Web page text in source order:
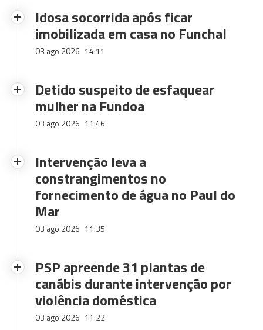
Idosa socorrida após ficar
imobilizada em casa no Funchal
03 ago 2026 14:11
Detido suspeito de esfaquear
mulher na Fundoa
03 ago 2026 11:46
Intervenção leva a
constrangimentos no
fornecimento de água no Paul do
Mar
03 ago 2026 11:35
PSP apreende 31 plantas de
canábis durante intervenção por
violência doméstica
03 ago 2026 11:22